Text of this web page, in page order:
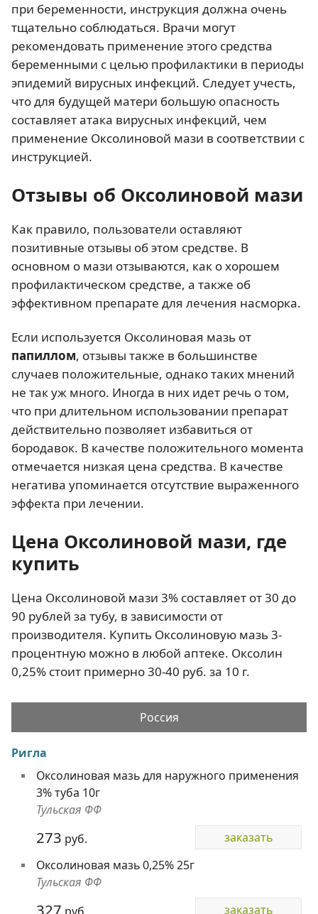
при беременности, инструкция должна очень
тщательно соблюдаться. Врачи могут
рекомендовать применение этого средства
беременными с целью профилактики в периоды
эпидемий вирусных инфекций. Следует учесть,
что для будущей матери большую опасность
составляет атака вирусных инфекций, чем
применение Оксолиновой мази в соответствии с
инструкцией.
Отзывы об Оксолиновой мази
Как правило, пользователи оставляют
позитивные отзывы об этом средстве. В
основном о мази отзываются, как о хорошем
профилактическом средстве, а также об
эффективном препарате для лечения насморка.
Если используется Оксолиновая мазь от
папиллом, отзывы также в большинстве
случаев положительные, однако таких мнений
не так уж много. Иногда в них идет речь о том,
что при длительном использовании препарат
действительно позволяет избавиться от
бородавок. В качестве положительного момента
отмечается низкая цена средства. В качестве
негатива упоминается отсутствие выраженного
эффекта при лечении.
Цена Оксолиновой мази, где
купить
Цена Оксолиновой мази 3% составляет от 30 до
90 рублей за тубу, в зависимости от
производителя. Купить Оксолиновую мазь 3-
процентную можно в любой аптеке. Оксолин
0,25% стоит примерно 30-40 руб. за 10 г.
Россия
Ригла
Оксолиновая мазь для наружного применения
3% туба 10г
Тульская ФФ
273 руб.
заказать
Оксолиновая мазь 0,25% 25г
Тульская ФФ
327 заказать